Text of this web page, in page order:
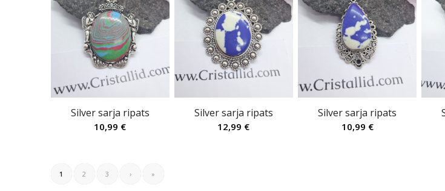
Silver sarja ripats
10,99 €
Silver sarja ripats
12,99 €
Silver sarja ripats
10,99 €
1 2 3 › »